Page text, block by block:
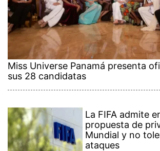
Miss Universe Panamá presenta
sus 28 candidatas
La FIFA admite
propuesta de
Mundial y no
ataques